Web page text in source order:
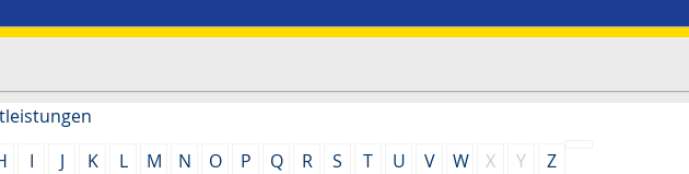
I J K L M N O P Q R S T U V W X Y Z